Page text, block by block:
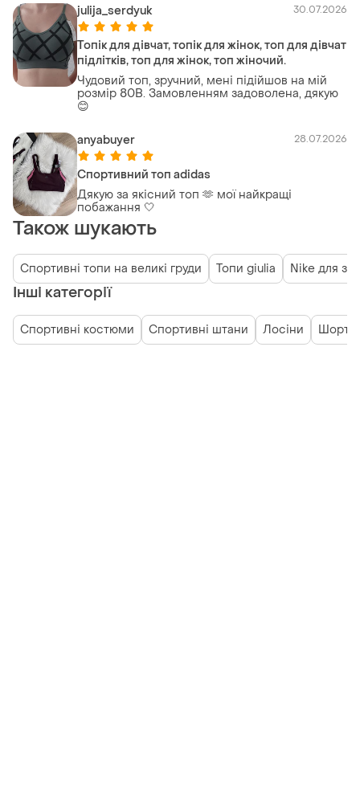
julija_serdyuk 30.07.2026
Топік для дівчат, топік для жінок, топ для дівчат
підлітків, топ для жінок, топ жіночий.
Чудовий топ, зручний, мені підійшов на мій
розмір 80В. Замовленням задоволена, дякую
😊
anyabuyer 28.07.2026
Спортивний топ adidas
Дякую за якісний топ 🫶 мої найкращі
побажання 🤍
Також шукають
Спортивні топи на великі груди Топи giulia Nike для
Інші категорії
Спортивні костюми Спортивні штани Лосіни Шорти